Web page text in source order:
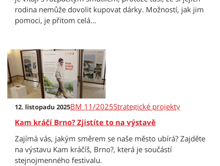
rodina nemůže dovolit kupovat dárky. Možností, jak jim
pomoci, je přitom celá...
12. listopadu 2025BM 11/2025Strategické projekty
Kam kráčí Brno? Zjistíte to na výstavě
Zajímá vás, jakým směrem se naše město ubírá? Zajděte
na výstavu Kam kráčíš, Brno?, která je součástí
stejnojmenného festivalu.